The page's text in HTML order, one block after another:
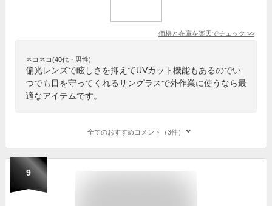
価格と在庫を楽天でチェック >>
ネコネコ(40代・男性)
偏光レンズで眩しさを抑えてUVカット機能もあるのでい
つでも目を守ってくれるサングラスで外作業に使うなら最
適なアイテムです。
全てのおすすめコメント（3件）
9